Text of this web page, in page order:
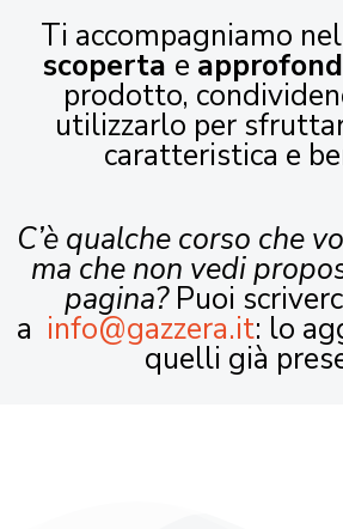
Ti accompagniamo
scoperta e
prodotto,
utilizzarlo per
caratteristica e
C’è qualche corso che
ma che non vedi
pagina?Puoi
a info@gazzera.it: lo
quelli già